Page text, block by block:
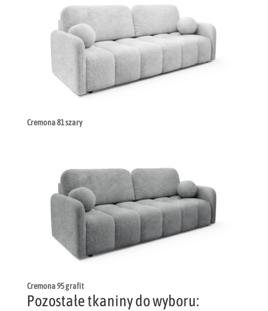
Cremona 81 szary
Cremona 95 grafit
Pozostałe tkaniny do wyboru: